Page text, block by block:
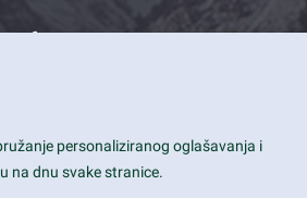
Info
personaliziranog oglašavanja i
na dnu svake stranice.